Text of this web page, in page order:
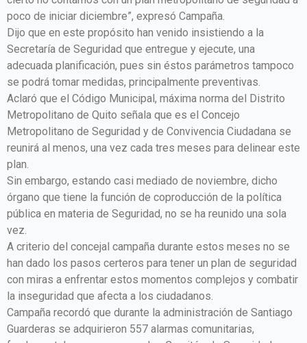
poco de iniciar diciembre”, expresó Campaña.
Dijo que en este propósito han venido insistiendo a la
Secretaría de Seguridad que entregue y ejecute, una
adecuada planificación, pues sin éstos parámetros tampoco
se podrá tomar medidas, principalmente preventivas.
Aclaró que el Código Municipal, máxima norma del Distrito
Metropolitano de Quito señala que es el Concejo
Metropolitano de Seguridad y de Convivencia Ciudadana se
reunirá al menos, una vez cada tres meses para delinear este
plan.
Sin embargo, estando casi mediado de noviembre, dicho
órgano que tiene la función de coproducción de la política
pública en materia de Seguridad, no se ha reunido una sola
vez.
A criterio del concejal campaña durante estos meses no se
han dado los pasos certeros para tener un plan de seguridad
con miras a enfrentar estos momentos complejos y combatir
la inseguridad que afecta a los ciudadanos.
Campaña recordó que durante la administración de Santiago
Guarderas se adquirieron 557 alarmas comunitarias,